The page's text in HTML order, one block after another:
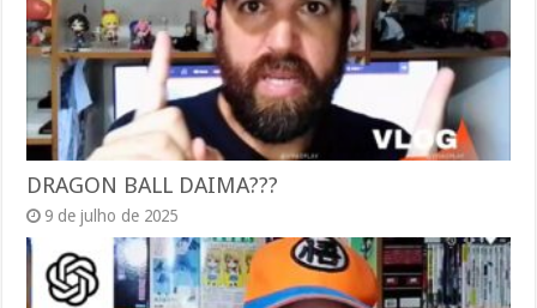
DRAGON BALL DAIMA???
9 de julho de 2025